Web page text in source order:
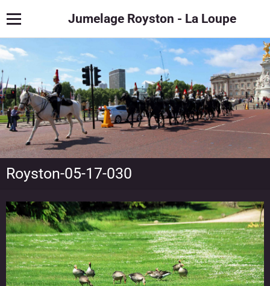
Jumelage Royston - La Loupe
Royston-05-17-030